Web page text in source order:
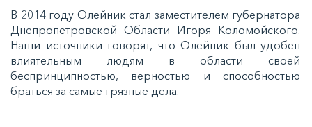
В 2014 году Олейник стал заместителем губернатора
Днепропетровской Области Игоря Коломойского.
Наши источники говорят, что Олейник был удобен
влиятельным людям в области своей
беспринципностью, верностью и способностью
браться за самые грязные дела.